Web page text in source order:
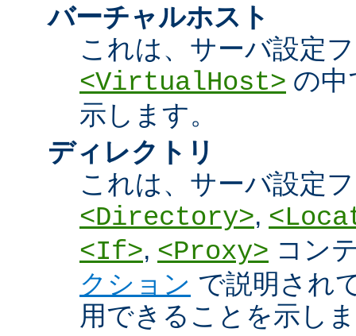
バーチャルホスト
これは、サーバ設定
<VirtualHost> の中
示します。
ディレクトリ
これは、サーバ設定
<Directory>,
<If>, <Proxy> コン
クション で説明され
用できることを示し